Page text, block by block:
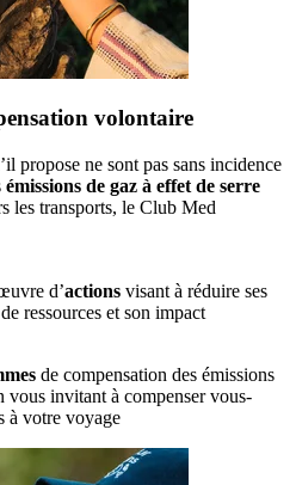
volontaire
propose ne sont pas sans incidence
émissions de gaz à effet de serre
les transports, le Club Med
d’actions visant à réduire ses
ressources et son impact
de compensation des émissions
vous invitant à compenser vous-
à votre voyage